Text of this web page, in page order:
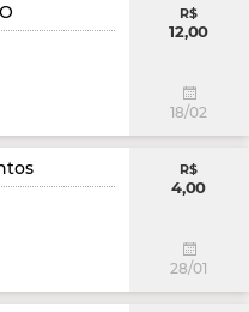
R$
12,00
18/02
R$
4,00
28/01